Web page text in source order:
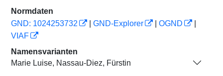
Normdaten
GND: 1024253732
GND-Explorer OGND
VIAF
Namensvarianten
Marie Luise, Nassau-Diez, Fürstin